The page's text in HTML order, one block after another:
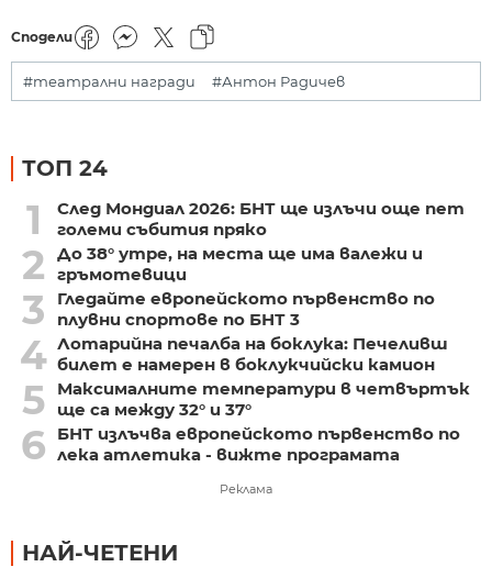
Сподели
#театрални награди #Антон Радичев
ТОП 24
1
След Мондиал 2026: БНТ ще излъчи още пет
големи събития пряко
2
До 38° утре, на места ще има валежи и
гръмотевици
3
Гледайте европейското първенство по
плувни спортове по БНТ 3
4 Лотарийна печалба на боклука: Печеливш
билет е намерен в боклукчийски камион
5
Максималните температури в четвъртък
ще са между 32° и 37°
6
БНТ излъчва европейското първенство по
лека атлетика - вижте програмата
Реклама
НАЙ-ЧЕТЕНИ